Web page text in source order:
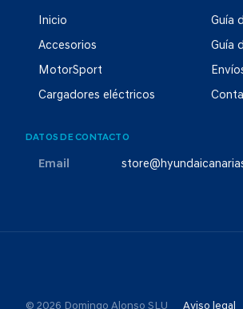
Inicio
Accesorios
MotorSport
Cargadores eléctricos
Guía
Guía
DATOS DE CONTACTO
Email
© 2026 Domingo Alonso SLU Aviso legal